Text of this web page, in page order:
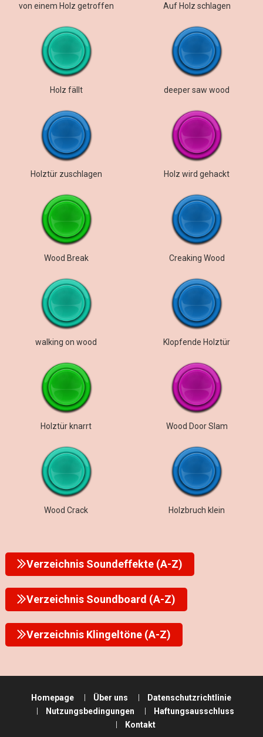
von einem Holz getroffen Auf Holz schlagen
Holz fällt deeper saw wood
Holztür zuschlagen Holz wird gehackt
Wood Break Creaking Wood
walking on wood Klopfende Holztür
Holztür knarrt Wood Door Slam
Wood Crack Holzbruch klein
Verzeichnis Soundeffekte (A-Z)
Verzeichnis Soundboard (A-Z)
Verzeichnis Klingeltöne (A-Z)
Homepage Über uns
Datenschutzrichtlinie
Nutzungsbedingungen
Haftungsausschluss
Kontakt